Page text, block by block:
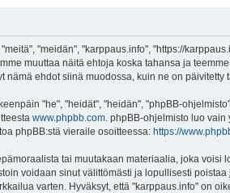
"meidän", "karppaus.info", "https://
muuttaa näitä ehtoja koska tahansa ja
ehdot siinä muodossa, kuin ne on päivitetty
"he", "heidät", "heidän", "phpBB-
www.phpbb.com . phpBB-ohjelmisto luo
phpBB:stä vieraile osoitteessa: https://
tai muutakaan materiaalia, joka
voidaan sinut välittömästi ja lopullisesti
varten. Hyväksyt, että "karppaus.info" on